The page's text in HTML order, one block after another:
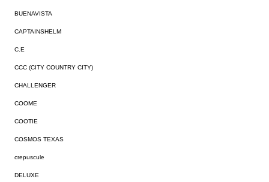
BUENAVISTA
CAPTAINSHELM
C.E
CCC (CITY COUNTRY CITY)
CHALLENGER
COOME
COOTIE
COSMOS TEXAS
crepuscule
DELUXE